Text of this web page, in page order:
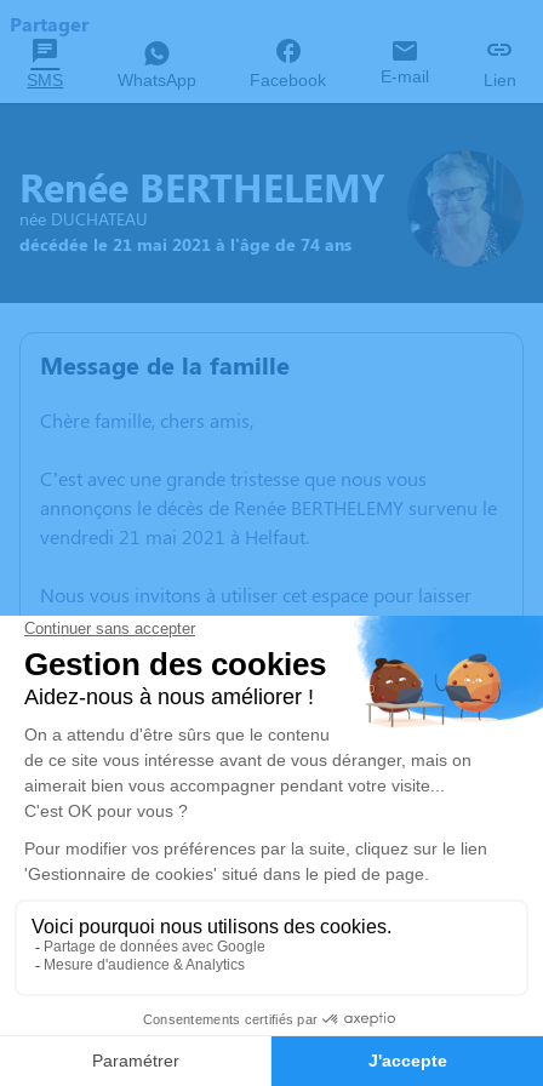
Faire-part Hommages
Partager
SMS WhatsApp Facebook E-mail Lien
Renée BERTHELEMY
née DUCHATEAU
décédée le 21 mai 2021 à l'âge de 74 ans
Message de la famille
Chère famille, chers amis,
C’est avec une grande tristesse que nous vous
annonçons le décès de Renée BERTHELEMY survenu le
vendredi 21 mai 2021 à Helfaut.
Nous vous invitons à utiliser cet espace pour laisser
vos condoléances, partager des photos souvenirs, une
anecdote ou exprimer vos pensées à travers des
poèmes ou des textes. Cet endroit est un lieu
d'expression dédié à honorer la mémoire de Renée
BERTHELEMY.
Un service de plantation d’arbre hommage est
disponible ici.
Je rends hommage
Cérémonie religieuse
Église Saint Nicolas de Moulle
62910 Moulle